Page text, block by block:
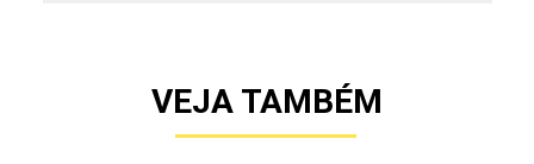
VEJA TAMBÉM